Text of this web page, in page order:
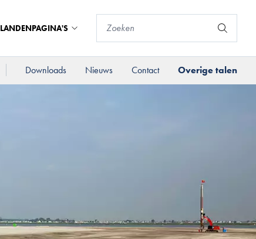
LANDENPAGINA'S
Downloads Nieuws Contact Overige talen